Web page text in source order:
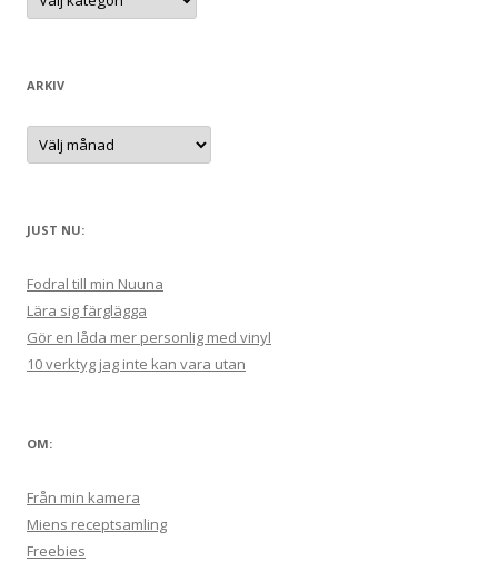
et
r
i
r
ARKIV
A
k
JUST NU:
Fodral till min Nuuna
Lära sig färglägga
Gör en låda mer personlig med vinyl
10 verktyg jag inte kan vara utan
OM:
Från min kamera
Miens receptsamling
Freebies